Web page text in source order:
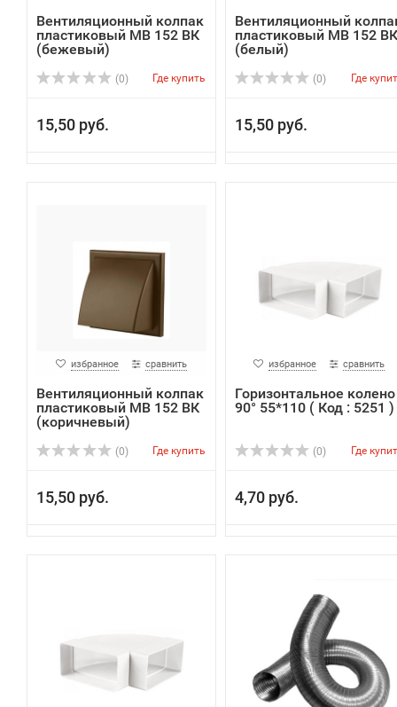
Вентиляционный колпак
пластиковый МВ 152 ВК
(бежевый)
(0) Где купить
15,50 руб.
Вентиляционный
пластиковый МВ 152 ВК
(белый)
(0) Где
15,50 руб.
избранное сравнить
Вентиляционный колпак
пластиковый МВ 152 ВК
(коричневый)
(0) Где купить
15,50 руб.
избранное сравнить
Горизонтальное колено
90° 55*110 ( Код : 5251 )
(0) Где
4,70 руб.